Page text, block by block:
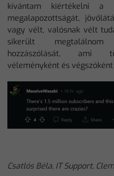
kívántam kiértékelni a
megalapozottságát,
vagy vélt, valósnak vélt
sikerült
hozzászólását, ami
véleményként és
Csatlós Béla, IT Support,